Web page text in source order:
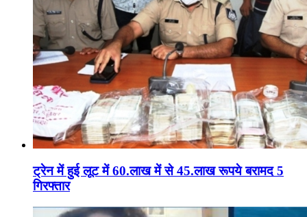
ट्रेन में हुई लूट में 60.लाख में से 45.लाख रूपये बरामद 5
गिरफ्तार